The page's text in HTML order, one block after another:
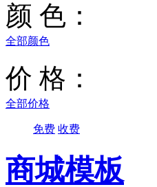
颜 色：
全部颜色
价 格：
全部价格
免费 收费
商城模板